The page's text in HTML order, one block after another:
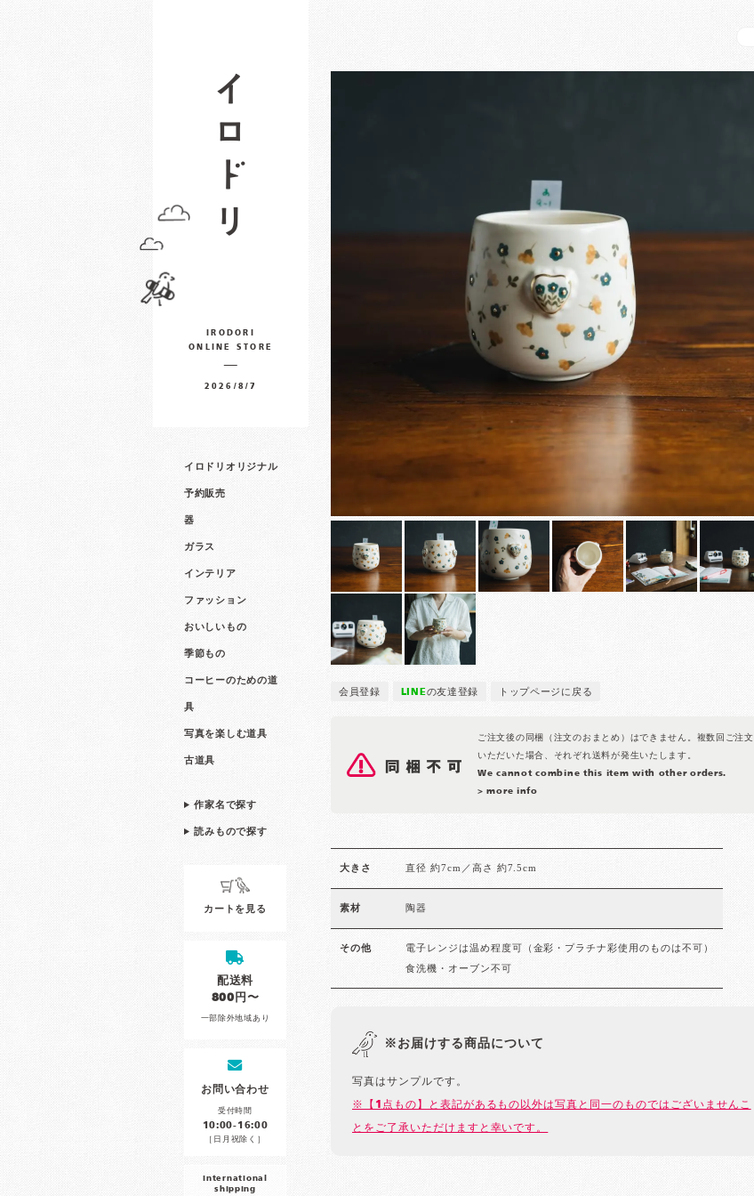
IRODORI
ONLINE STORE
2026/8/7
イロドリオリジナル
予約販売
器
ガラス
インテリア
ファッション
おいしいもの
季節もの
コーヒーのための道
具
写真を楽しむ道具
古道具
作家名で探す
読みもので探す
カートを見る
配送料
800円〜
一部除外地域あり
お問い合わせ
受付時間
10:00-16:00
［日月祝除く］
international
shipping
会員登録 LINEの友達登録 トップページに戻る
ご注文後の同梱（注文のおまとめ）はできません。複数回ご注文
いただいた場合、それぞれ送料が発生いたします。
We cannot combine this item with other orders.
> more info
大きさ 直径 約7cm／高さ 約7.5cm
素材 陶器
その他
電子レンジは温め程度可（金彩・プラチナ彩使用のものは不可）
食洗機・オーブン不可
※お届けする商品について
写真はサンプルです。
※【1点もの】と表記があるもの以外は写真と同一のものではございませんこ
とをご了承いただけますと幸いです。